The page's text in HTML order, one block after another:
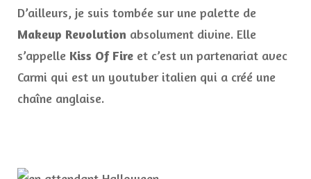
D’ailleurs, je suis tombée sur une palette de
Makeup Revolution absolument divine. Elle
s’appelle Kiss Of Fire et c’est un partenariat avec
Carmi qui est un youtuber italien qui a créé une
chaîne anglaise.